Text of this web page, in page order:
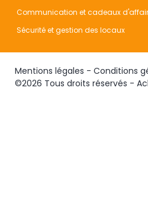
Communication et cadeaux
Sécurité et gestion des locaux
Mentions légales - Conditions
©2026 Tous droits réservés -